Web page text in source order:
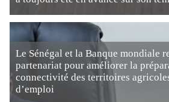
Le Sénégal et la Banque mondiale
partenariat pour améliorer la
connectivité des territoires
d’emploi